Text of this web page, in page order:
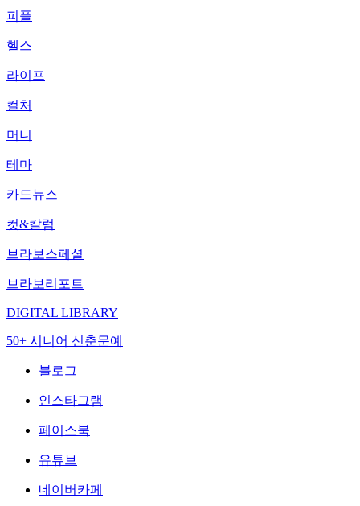
피플
헬스
라이프
컬처
머니
테마
카드뉴스
컷&칼럼
브라보스페셜
브라보리포트
DIGITAL LIBRARY
50+ 시니어 신춘문예
블로그
인스타그램
페이스북
유튜브
네이버카페